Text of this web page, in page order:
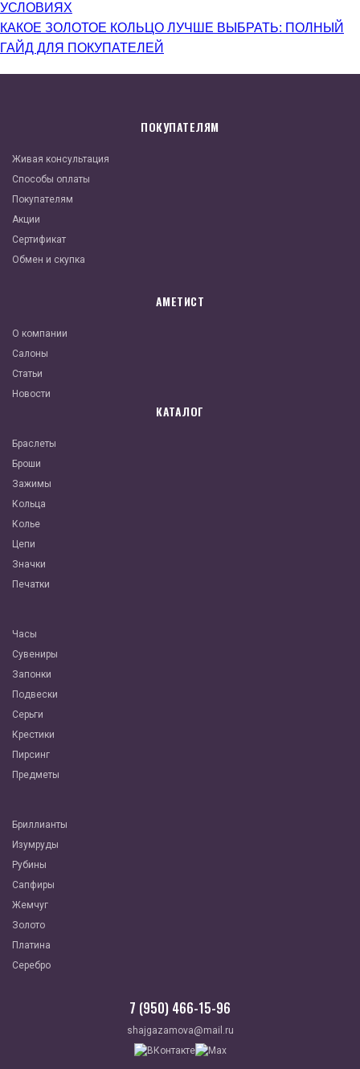
УСЛОВИЯХ
КАКОЕ ЗОЛОТОЕ КОЛЬЦО ЛУЧШЕ ВЫБРАТЬ: ПОЛНЫЙ
ГАЙД ДЛЯ ПОКУПАТЕЛЕЙ
ПОКУПАТЕЛЯМ
Живая консультация
Способы оплаты
Покупателям
Акции
Сертификат
Обмен и скупка
АМЕТИСТ
О компании
Салоны
Статьи
Новости
КАТАЛОГ
Браслеты
Броши
Зажимы
Кольца
Колье
Цепи
Значки
Печатки
Часы
Сувениры
Запонки
Подвески
Серьги
Крестики
Пирсинг
Предметы
Бриллианты
Изумруды
Рубины
Сапфиры
Жемчуг
Золото
Платина
Серебро
7 (950) 466-15-96
shajgazamova@mail.ru